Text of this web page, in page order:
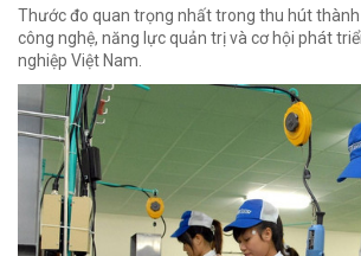
Thước đo quan trọng nhất trong thu hút thành
công nghệ, năng lực quản trị và cơ hội phát
nghiệp Việt Nam.